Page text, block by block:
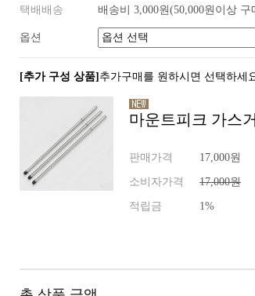
택배배송 배송비 3,000원(50,000원이상
옵션
[추가 구성 상품] 추가구매를 원하시면 선택하세
마운트피크 가스
판매가격 17,000원
소비자가격 17,000원
적립금 1%